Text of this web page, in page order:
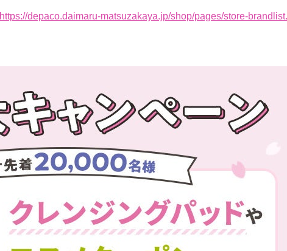
https://depaco.daimaru-matsuzakaya.jp/shop/pages/store-